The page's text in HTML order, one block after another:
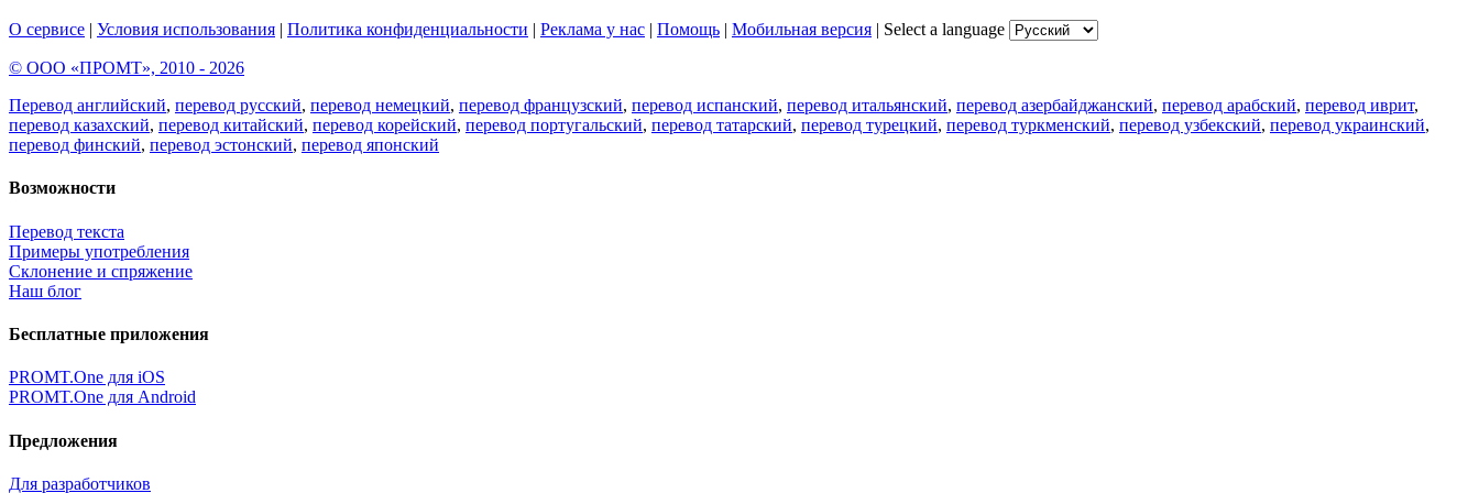
О сервисе | Условия использования | Политика конфиденциальности | Реклама у нас | Помощь | Мобильная версия | Select a language
© ООО «ПРОМТ», 2010 - 2026
Перевод английский, перевод русский, перевод немецкий, перевод французский, перевод испанский, перевод итальянский, перевод азербайджанский, перевод арабский, перевод иврит,
перевод казахский, перевод китайский, перевод корейский, перевод португальский, перевод татарский, перевод турецкий, перевод туркменский, перевод узбекский, перевод украинский,
перевод финский, перевод эстонский, перевод японский
Возможности
Перевод текста
Примеры употребления
Склонение и спряжение
Наш блог
Бесплатные приложения
PROMT.One для iOS
PROMT.One для Android
Предложения
Для разработчиков